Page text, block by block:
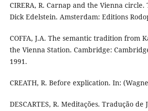
CIRERA, R. Carnap and the Vienna
Dick Edelstein. Amsterdam: Editions
COFFA, J.A. The semantic tradition from
the Vienna Station. Cambridge:
1991.
CREATH, R. Before explication. In:
DESCARTES, R. Meditações. Tradução de